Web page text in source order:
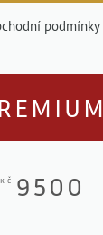
podmínky
KČ 9500